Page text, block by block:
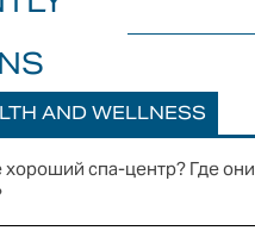
AND WELLNESS
хороший спа-центр? Где они